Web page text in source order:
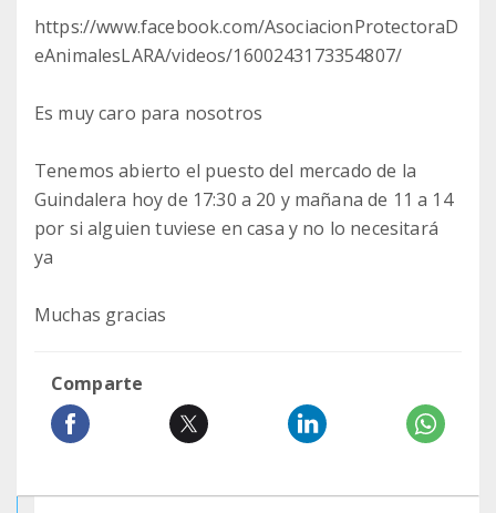
https://www.facebook.com/AsociacionProtectoraD
eAnimalesLARA/videos/1600243173354807/
Es muy caro para nosotros
Tenemos abierto el puesto del mercado de la
Guindalera hoy de 17:30 a 20 y mañana de 11 a 14
por si alguien tuviese en casa y no lo necesitará
ya
Muchas gracias
Comparte